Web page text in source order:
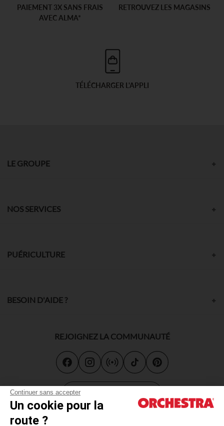
Continuer sans accepter
Un cookie pour la
route ?
PAIEMENT 3X SANS FRAIS
AVEC ALMA*
RETROUVEZ LES MAGASINS
TÉLÉCHARGER L'APPLI
LE GROUPE
NOS SERVICES
PUÉRICULTURE
BESOIN D'AIDE ?
REJOIGNEZ LA COMMUNAUTÉ
Carte cadeau